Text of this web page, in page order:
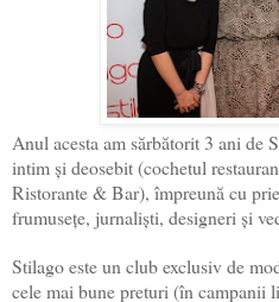
Anul acesta am sărbătorit 3 ani de
intim şi deosebit (cochetul
Ristorante & Bar), împreună cu
frumuseţe, jurnalişti, designeri şi
Stilago este un club exclusiv de
cele mai bune preturi (în campanii